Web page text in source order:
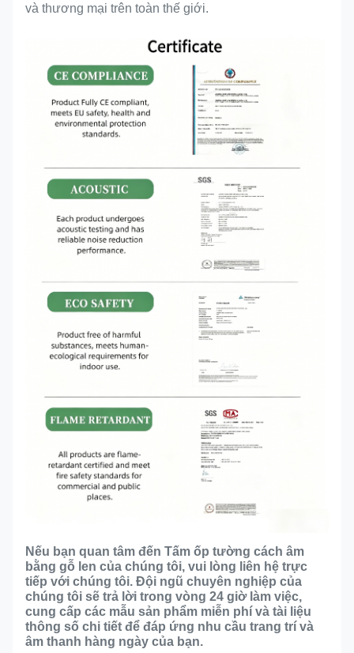
và thương mại trên toàn thế giới.
Nếu bạn quan tâm đến Tấm ốp tường cách âm
bằng gỗ len của chúng tôi, vui lòng liên hệ trực
tiếp với chúng tôi. Đội ngũ chuyên nghiệp của
chúng tôi sẽ trả lời trong vòng 24 giờ làm việc,
cung cấp các mẫu sản phẩm miễn phí và tài liệu
thông số chi tiết để đáp ứng nhu cầu trang trí và
âm thanh hàng ngày của bạn.